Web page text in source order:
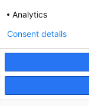
cgtcatalunya
Analytics
Consent details